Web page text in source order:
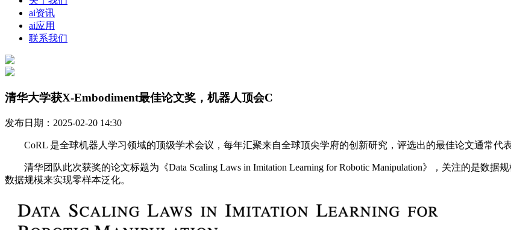
ai资讯
ai应用
联系我们
清华大学获X-Embodiment最佳论文奖，机器人顶会C
发布日期：2025-02-20 14:30
CoRL 是全球机器人学习领域的顶级学术会议，每年汇聚来自全球顶尖学府的创新研究，评选出的最佳论文通常代表
清华团队此次获奖的论文标题为《Data Scaling Laws in Imitation Learning for Robotic Manipulation》，关注的是数
数据规模来实现零样本泛化。